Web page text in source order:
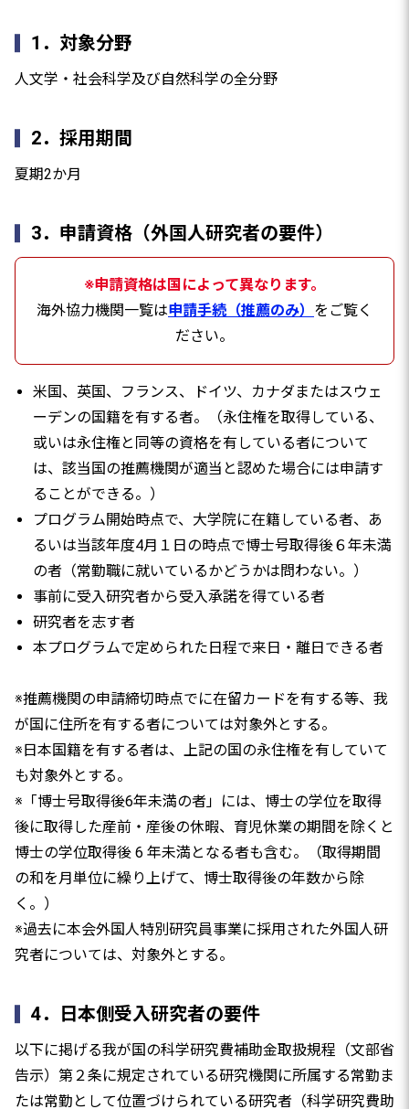
1．対象分野
人文学・社会科学及び自然科学の全分野
2．採用期間
夏期2か月
3．申請資格（外国人研究者の要件）
※申請資格は国によって異なります。
海外協力機関一覧は申請手続（推薦のみ） をご覧く
ださい。
米国、英国、フランス、ドイツ、カナダまたはスウェ
ーデンの国籍を有する者。（永住権を取得している、
或いは永住権と同等の資格を有している者について
は、該当国の推薦機関が適当と認めた場合には申請す
ることができる。）
プログラム開始時点で、大学院に在籍している者、あ
るいは当該年度4月１日の時点で博士号取得後６年未満
の者（常勤職に就いているかどうかは問わない。）
事前に受入研究者から受入承諾を得ている者
研究者を志す者
本プログラムで定められた日程で来日・離日できる者
※推薦機関の申請締切時点でに在留カードを有する等、我
が国に住所を有する者については対象外とする。
※日本国籍を有する者は、上記の国の永住権を有していて
も対象外とする。
※「博士号取得後6年未満の者」には、博士の学位を取得
後に取得した産前・産後の休暇、育児休業の期間を除くと
博士の学位取得後 6 年未満となる者も含む。（取得期間
の和を月単位に繰り上げて、博士取得後の年数から除
く。）
※過去に本会外国人特別研究員事業に採用された外国人研
究者については、対象外とする。
4．日本側受入研究者の要件
以下に掲げる我が国の科学研究費補助金取扱規程（文部省
告示）第２条に規定されている研究機関に所属する常勤ま
たは常勤として位置づけられている研究者（科学研究費助